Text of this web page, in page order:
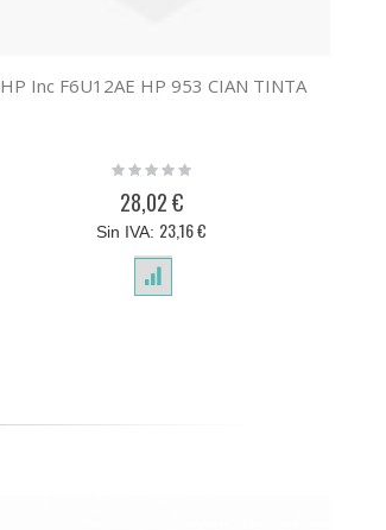
HP Inc F6U12AE HP 953 CIAN TINTA
Rating:
28,02 €
23,16 €